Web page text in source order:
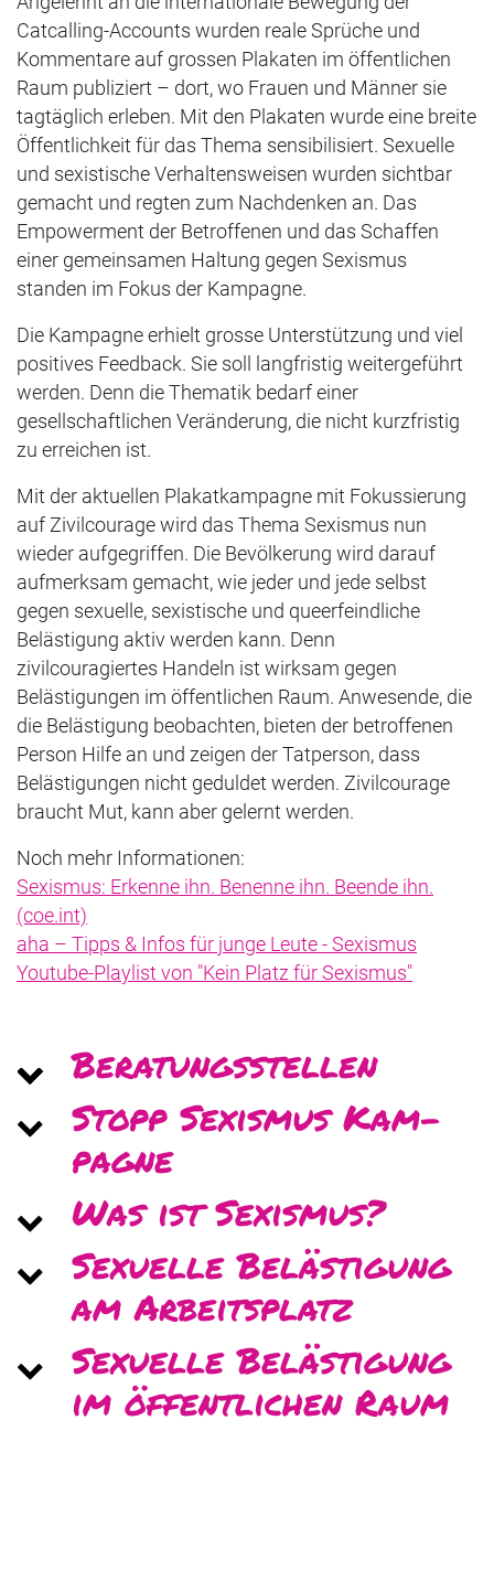
Catcalling-Accounts wurden reale Sprüche und
Kommentare auf grossen Plakaten im öffentlichen
Raum publiziert – dort, wo Frauen und Männer sie
tagtäglich erleben. Mit den Plakaten wurde eine breite
Öffentlichkeit für das Thema sensibilisiert. Sexuelle
und sexistische Verhaltensweisen wurden sichtbar
gemacht und regten zum Nachdenken an. Das
Empowerment der Betroffenen und das Schaffen
einer gemeinsamen Haltung gegen Sexismus
standen im Fokus der Kampagne.
Die Kampagne erhielt grosse Unterstützung und viel
positives Feedback. Sie soll langfristig weitergeführt
werden. Denn die Thematik bedarf einer
gesellschaftlichen Veränderung, die nicht kurzfristig
zu erreichen ist.
Mit der aktuellen Plakatkampagne mit Fokussierung
auf Zivilcourage wird das Thema Sexismus nun
wieder aufgegriffen. Die Bevölkerung wird darauf
aufmerksam gemacht, wie jeder und jede selbst
gegen sexuelle, sexistische und queerfeindliche
Belästigung aktiv werden kann. Denn
zivilcouragiertes Handeln ist wirksam gegen
Belästigungen im öffentlichen Raum. Anwesende, die
die Belästigung beobachten, bieten der betroffenen
Person Hilfe an und zeigen der Tatperson, dass
Belästigungen nicht geduldet werden. Zivilcourage
braucht Mut, kann aber gelernt werden.
Noch mehr Informationen:
Sexismus: Erkenne ihn. Benenne ihn. Beende ihn.
(coe.int)
aha – Tipps & Infos für junge Leute - Sexismus
Youtube-Playlist von "Kein Platz für Sexismus"
Be­ra­tungs­stel­len
Stopp Se­xis­mus Kam­
pa­gne
Was ist Se­xis­mus?
Se­xu­el­le Be­läs­ti­gung
am Ar­beits­platz
Se­xu­el­le Be­läs­ti­gung
im öf­fent­li­chen Raum